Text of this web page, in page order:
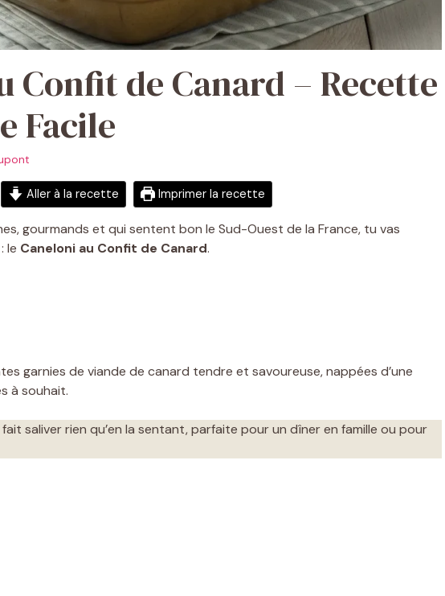
Confit de Canard – Recette
Facile
Aller à la recette Imprimer la recette
gourmands et qui sentent bon le Sud-Ouest de la France, tu vas
le Caneloni au Confit de Canard.
garnies de viande de canard tendre et savoureuse, nappées d’une
à souhait.
saliver rien qu’en la sentant, parfaite pour un dîner en famille ou pour